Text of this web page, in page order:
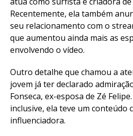
Recentemente, ela também
seu relacionamento com o
que aumentou ainda mais as
envolvendo o vídeo.
Outro detalhe que chamou a
jovem já ter declarado
Fonseca, ex-esposa de Zé
inclusive, ela teve um conteúdo
influenciadora.